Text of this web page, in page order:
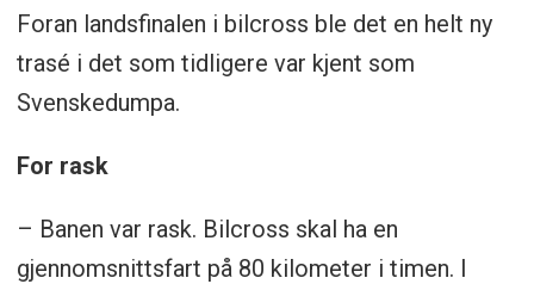
Foran landsfinalen i bilcross ble det en helt ny
trasé i det som tidligere var kjent som
Svenskedumpa.
For rask
– Banen var rask. Bilcross skal ha en
gjennomsnittsfart på 80 kilometer i timen. I